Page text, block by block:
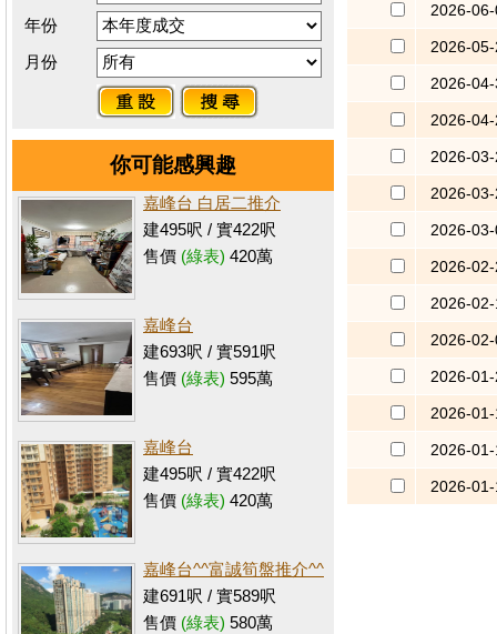
年份
月份
你可能感興趣
嘉峰台 白居二推介
建495呎 / 實422呎
售價 (綠表) 420萬
嘉峰台
建693呎 / 實591呎
售價 (綠表) 595萬
嘉峰台
建495呎 / 實422呎
售價 (綠表) 420萬
嘉峰台^^富誠筍盤推介^^
建691呎 / 實589呎
售價 (綠表) 580萬
2026-
2026-
2026-
2026-
2026-
2026-
2026-
2026-
2026-
2026-
2026-
2026-
2026-
2026-